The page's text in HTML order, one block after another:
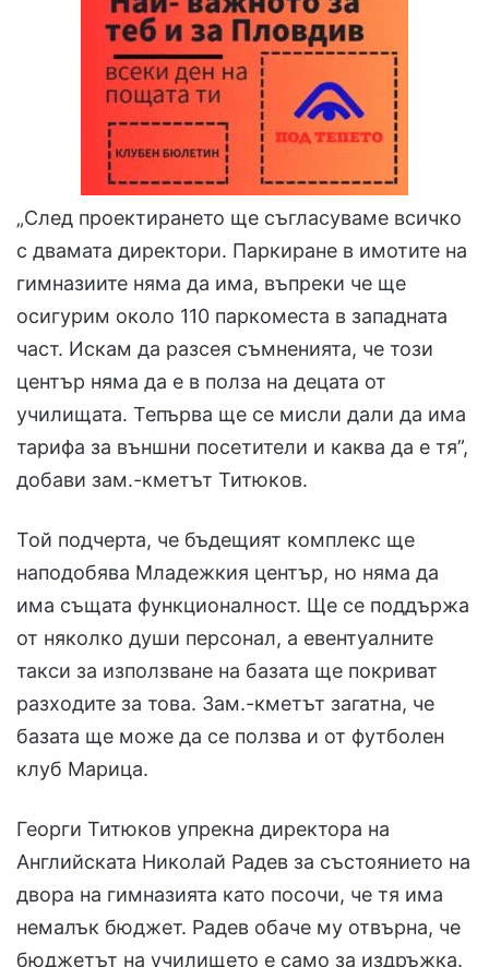
„След проектирането ще съгласуваме всичко
с двамата директори. Паркиране в имотите на
гимназиите няма да има, въпреки че ще
осигурим около 110 паркоместа в западната
част. Искам да разсея съмненията, че този
център няма да е в полза на децата от
училищата. Тепърва ще се мисли дали да има
тарифа за външни посетители и каква да е тя”,
добави зам.-кметът Титюков.
Той подчерта, че бъдещият комплекс ще
наподобява Младежкия център, но няма да
има същата функционалност. Ще се поддържа
от няколко души персонал, а евентуалните
такси за използване на базата ще покриват
разходите за това. Зам.-кметът загатна, че
базата ще може да се ползва и от футболен
клуб Марица.
Георги Титюков упрекна директора на
Английската Николай Радев за състоянието на
двора на гимназията като посочи, че тя има
немалък бюджет. Радев обаче му отвърна, че
бюджетът на училището е само за издръжка.